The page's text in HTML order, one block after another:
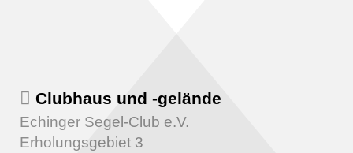
Clubhaus und -gelände
Echinger Segel-Club e.V.
Erholungsgebiet 3